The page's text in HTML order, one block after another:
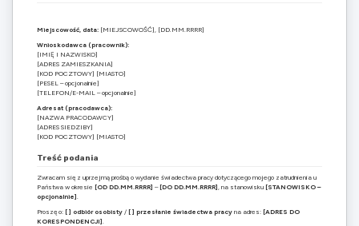
Miejscowość, data: [MIEJSCOWOŚĆ], [DD.MM.RRRR]
Wnioskodawca (pracownik):
[IMIĘ I NAZWISKO]
[ADRES ZAMIESZKANIA]
[KOD POCZTOWY] [MIASTO]
[PESEL – opcjonalnie]
[TELEFON/E-MAIL – opcjonalnie]
Adresat (pracodawca):
[NAZWA PRACODAWCY]
[ADRES SIEDZIBY]
[KOD POCZTOWY] [MIASTO]
Treść podania
Zwracam się z uprzejmą prośbą o wydanie świadectwa pracy dotyczącego mojego zatrudnienia u
Państwa w okresie [OD DD.MM.RRRR] –[DO DD.MM.RRRR] , na stanowisku [STANOWISKO –
opcjonalnie]
Proszę o: [ ] odbiór osobisty / [ ] przesłanie świadectwa pracy na adres: [ADRES DO
KORESPONDENCJI]